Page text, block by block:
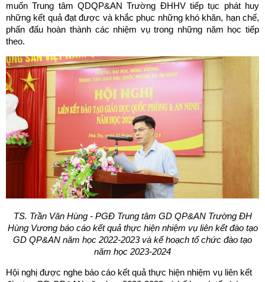
muốn Trung tâm QDQP&AN Trường ĐHHV tiếp tục phát huy
những kết quả đạt được và khắc phục những khó khăn, hạn chế,
phấn đấu hoàn thành các nhiệm vụ trong những năm học tiếp
theo.
TS. Trần Văn Hùng - PGĐ Trung tâm GD QP&AN Trường ĐH
Hùng Vương báo cáo kết quả thực hiện nhiệm vụ liên kết đào tạo
GD QP&AN năm học 2022-2023 và kế hoạch tổ chức đào tạo
năm học 2023-2024
Hội nghị được nghe báo cáo kết quả thực hiện nhiệm vụ liên kết